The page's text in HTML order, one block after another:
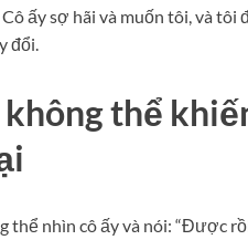
ấy sợ hãi và muốn tôi, và tôi
đổi.
không thể
thể nhìn cô ấy và nói: “Được